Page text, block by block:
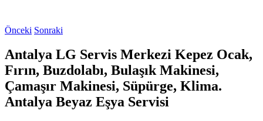
Önceki Sonraki
Antalya LG Servis Merkezi Kepez Ocak,
Fırın, Buzdolabı, Bulaşık Makinesi,
Çamaşır Makinesi, Süpürge, Klima.
Antalya Beyaz Eşya Servisi